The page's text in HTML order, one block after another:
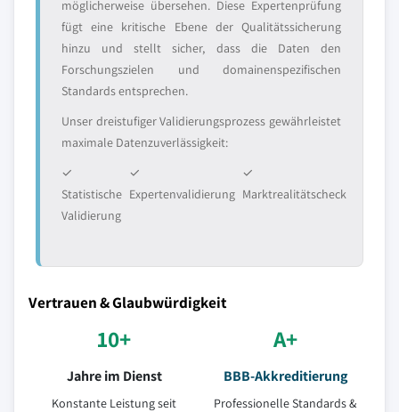
möglicherweise übersehen. Diese Expertenprüfung
fügt eine kritische Ebene der Qualitätssicherung
hinzu und stellt sicher, dass die Daten den
Forschungszielen und domainenspezifischen
Standards entsprechen.
Unser dreistufiger Validierungsprozess gewährleistet
maximale Datenzuverlässigkeit:
✓
Statistische
Validierung
✓
Expertenvalidierung
✓
Marktrealitätscheck
Vertrauen & Glaubwürdigkeit
10+
Jahre im Dienst
Konstante Leistung seit
A+
BBB-Akkreditierung
Professionelle Standards &